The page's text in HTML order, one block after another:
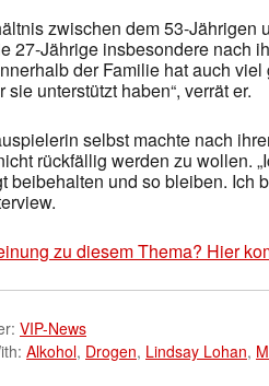
zwischen dem 53-Jährigen
27-Jährige insbesondere nach
der Familie hat auch
sie unterstützt haben“, verrät er.
selbst machte nach
rückfällig werden zu wollen.
beibehalten und so bleiben. Ich
zu diesem Thema? Hier
VIP-News
Alkohol, Drogen, Lindsay Lohan,